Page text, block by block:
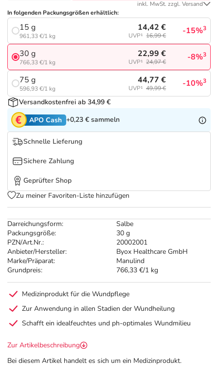
Tierapotheke
Vitamine & Mineralstoffe
Marken
Salus Deals
Darreichungsform:
Salbe
Packungsgröße:
30 g
PZN/Art.Nr.:
20002001
Anbieter/Hersteller:
Byox Healthcare GmbH
Marke/Präparat:
Manulind
Grundpreis:
766,33 €/1 kg
inkl. MwSt. zzgl. Versand
In folgenden Packungsgrößen erhältlich:
15 g
961,33 €/1 kg
14,42 €
UVP¹ 16,99 € -15%3
30 g
766,33 €/1 kg
22,99 €
UVP¹ 24,97 € -8%3
75 g
596,93 €/1 kg
44,77 €
UVP¹ 49,99 € -10%3
Versandkostenfrei ab 34,99 €
APO Cash +0,23 € sammeln
Schnelle Lieferung
Sichere Zahlung
Geprüfter Shop
Zu meiner Favoriten-Liste hinzufügen
Medizinprodukt für die Wundpflege
Zur Anwendung in allen Stadien der Wundheilung
Schafft ein idealfeuchtes und ph-optimales Wundmilieu
Zur Artikelbeschreibung
Bei diesem Artikel handelt es sich um ein Medizinprodukt.